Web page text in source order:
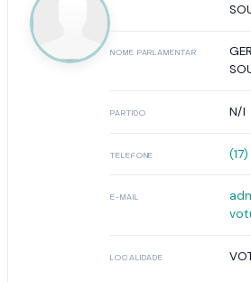
NOME PARLAMENTAR
PARTIDO N/I
TELEFONE
E-MAIL
LOCALIDADE